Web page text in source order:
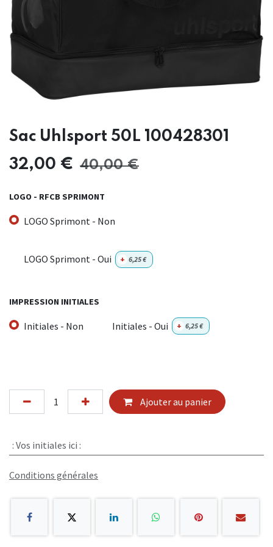
Sac Uhlsport 50L 100428301
32,00 € 40,00€
LOGO - RFCB SPRIMONT
LOGO Sprimont - Non
LOGO Sprimont - Oui + 6,25€
IMPRESSION INITIALES
Initiales - Non Initiales - Oui + 6,25€
Ajouter au panier
: Vos initiales ici :
Conditions générales